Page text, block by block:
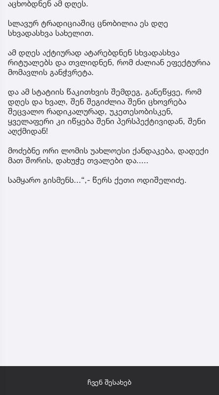
აცხობდნენ ამ დღეს.
სლავურ ტრადიციაშიც ცნობილია ეს დღე
სხვადასხვა სახელით.
ამ დღეს აქტიურად ატარებდნენ სხვადასხვა
რიტუალებს და თვლიდნენ, რომ ძალიან ეფექტურია
მომავლის განჭვრეტა.
და ამ სტატიის წაკითხვის შემდეგ, განეწყვე, რომ
დღეს და ხვალ, შენ შეგიძლია შენი ცხოვრება
შეცვალო რადიკალურად, უკეთესობისკენ,
ყველაფერი კი იწყება შენი პერსპექტივიდან, შენი
აღქმიდან!
მოძებნე ორი ლომის უახლოესი ქანდაკება, დადექი
მათ შორის, დახუჭე თვალები და.....
სამყარო გისმენს...“,- წერს ქეთი ოდიშელიძე.
ჩვენ შესახებ